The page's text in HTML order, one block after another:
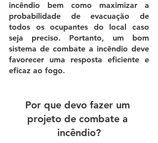
incêndio bem como maximizar a
probabilidade de evacuação de
todos os ocupantes do local caso
seja preciso. Portanto, um bom
sistema de combate a incêndio deve
favorecer uma resposta eficiente e
eficaz ao fogo.
Por que devo fazer um
projeto de combate a
incêndio?